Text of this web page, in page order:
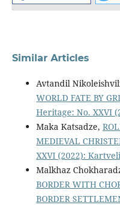
Similar Articles
Avtandil
WORLD FATE BY
Heritage: No. XXVI
Maka Katsadze,
MEDIEVAL
XXVI (2022):
Malkhaz
BORDER WITH
BORDER